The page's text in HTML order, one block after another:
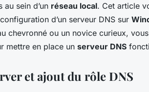
sein d’un réseau local. Cet article
d’un serveur DNS sur
chevronné ou un novice curieux,
mettre en place un serveur DNS
et ajout du rôle DNS